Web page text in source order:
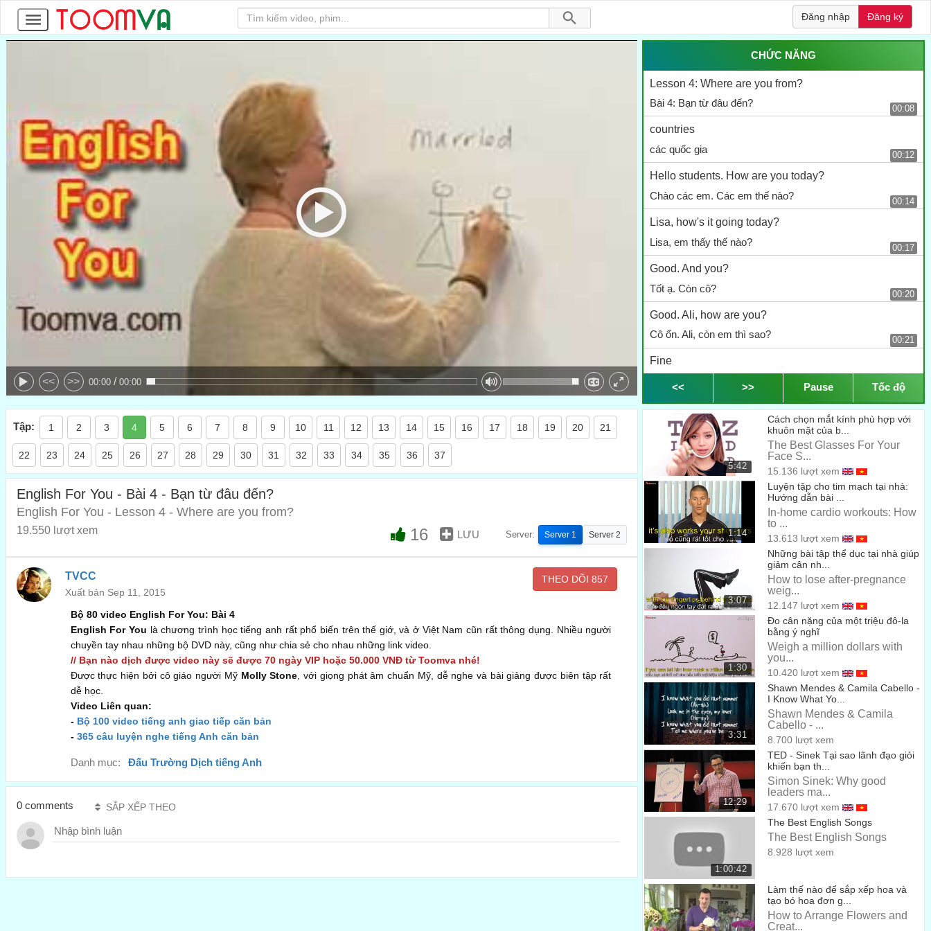
Đăng nhập Đăng ký
<< >> 00:00 / 00:00
CHỨC NĂNG
Lesson 4: Where are you from?
Bài 4: Bạn từ đâu đến?
00:08
countries
các quốc gia
00:12
Hello students. How are you today?
Chào các em. Các em thế nào?
00:14
Lisa, how's it going today?
Lisa, em thấy thế nào?
00:17
Good. And you?
Tốt ạ. Còn cô?
00:20
Good. Ali, how are you?
Cô ổn. Ali, còn em thì sao?
00:21
Fine
00:24
And Isabelle, how's it going for you?
Còn Isabelle, em thấy thế nào?
Just fine
Em ổn.
Very good!
Rất tốt!
Now, we are going to learn some more personal
Giờ chúng ta sẽ học thêm một vài thông tin cá nhân
First, we are going to learn the names of some
đầu tiên, chúng ta sẽ học tên của một vài quốc gia trong
tiếng Anh.
Now, here we go.
Bắt đầu.
00:41
Canada
Canada
00:44
The US (United States)
Hoa Kỳ
Thổ Nhĩ Kỳ
Hy Lạp
France
<< >> Pause Tốc độ
Tập: 1 2 3 4 5 6 7 8 9 10 11 12 13 14 15 16 17 18 19 20 21
22 23 24 25 26 27 28 29 30 31 32 33 34 35 36 37
English For You - Bài 4 - Bạn từ đâu đến?
English For You - Lesson 4 - Where are you from?
19.550 lượt xem 16 LƯU Server: Server 1 Server 2
TVCC
Xuất bản Sep 11, 2015
THEO DÕI 857
Bộ 80 video English For You: Bài 4
English For You là chương trình học tiếng anh rất phổ biến trên thế giớ, và ở Việt Nam cũn rất thông dụng. Nhiều người
chuyền tay nhau những bộ DVD này, cũng như chia sẻ cho nhau những link video.
// Bạn nào dịch được video này sẽ được 70 ngày VIP hoặc 50.000 VNĐ từ Toomva nhé!
Được thực hiện bởi cô giáo người Mỹ Molly Stone , với giọng phát âm chuẩn Mỹ, dễ nghe và bài giảng được biên tập rất
dễ học.
Video Liên quan:
- Bộ 100 video tiếng anh giao tiếp căn bản
- 365 câu luyện nghe tiếng Anh căn bản
Danh mục: Đấu Trường Dịch tiếng Anh
5:42
Cách chọn mắt kính phù hợp với
khuôn mặt của b...
The Best Glasses For Your
Face S...
15.136 lượt xem
1:14
Luyện tập cho tim mạch tại nhà:
Hướng dẫn bài ...
In-home cardio workouts: How
to ...
13.613 lượt xem
3:07
Những bài tập thể dục tại nhà giúp
giảm cân nh...
How to lose after-pregnance
weig...
12.147 lượt xem
1:30
Đo cân nặng của một triệu đô-la
bằng ý nghĩ
Weigh a million dollars with
you...
10.420 lượt xem
3:31
Shawn Mendes & Camila Cabello -
I Know What Yo...
Shawn Mendes & Camila
Cabello - ...
8.700 lượt xem
12:29
TED - Sinek Tại sao lãnh đạo giỏi
khiến bạn th...
Simon Sinek: Why good
leaders ma...
17.670 lượt xem
1:00:42
The Best English Songs
The Best English Songs
8.928 lượt xem
Làm thế nào để sắp xếp hoa và
tạo bó hoa đơn g...
How to Arrange Flowers and
Creat...
0 comments SẮP XẾP THEO